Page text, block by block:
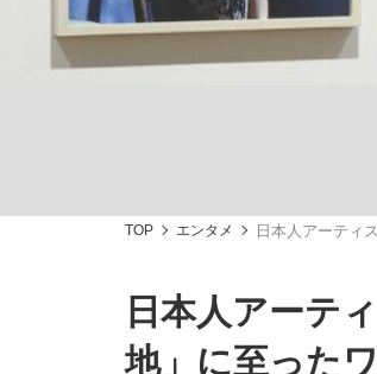
「90%は失敗する。で
「敗因分析は一切聞か
終戦から81年
キングの誕生を、目撃
TOP エンタメ 日本人アーティ
日本人アーテ
地」に至った